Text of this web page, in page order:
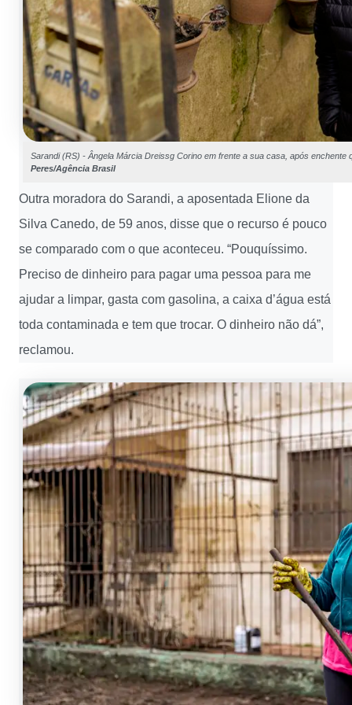
Sarandi (RS) - Ângela Márcia Dreissg Corino em frente a sua casa, após enchente
Peres/Agência Brasil
Outra moradora do Sarandi, a aposentada Elione da
Silva Canedo, de 59 anos, disse que o recurso é pouco
se comparado com o que aconteceu. “Pouquíssimo.
Preciso de dinheiro para pagar uma pessoa para me
ajudar a limpar, gasta com gasolina, a caixa d’água está
toda contaminada e tem que trocar. O dinheiro não dá”,
reclamou.